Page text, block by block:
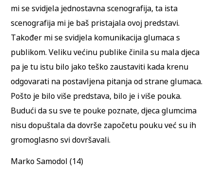
mi se svidjela jednostavna scenografija, ta ista
scenografija mi je baš pristajala ovoj predstavi.
Također mi se svidjela komunikacija glumaca s
publikom. Veliku većinu publike činila su mala djeca
pa je tu istu bilo jako teško zaustaviti kada krenu
odgovarati na postavljena pitanja od strane glumaca.
Pošto je bilo više predstava, bilo je i više pouka.
Budući da su sve te pouke poznate, djeca glumcima
nisu dopuštala da dovrše započetu pouku već su ih
gromoglasno svi dovršavali.
Marko Samodol (14)